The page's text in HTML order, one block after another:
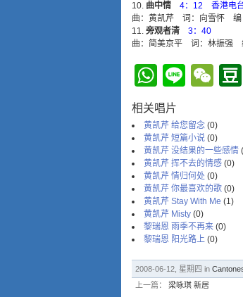
曲中情
4：12 香港电
曲：黄凯芹 词：向雪怀 编
旁观者清
3：40
曲：简美京平 词：林振强
Line
相关唱片
黄凯芹 给您留念 (0)
黄凯芹 短篇小说 (0)
黄凯芹 没结果的一些感情
黄凯芹 挥不去的情感 (0)
黄凯芹 情归何处 (0)
黄凯芹 你最喜欢的歌 (0)
黄凯芹 Stay With Me (1)
黄凯芹 Misty (0)
黎瑞恩 雨季不再来 (0)
黎瑞恩 阳光路上 (0)
2008-06-12, 星期四 in
上一篇： 梁咏琪 新居